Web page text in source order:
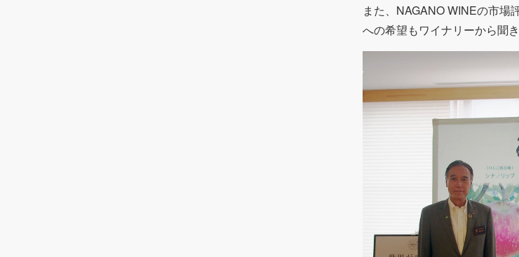
また、NAGANO WINEの市場
への希望もワイナリーから聞